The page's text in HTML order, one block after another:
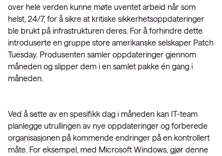
over hele verden kunne møte uventet arbeid når som
helst, 24/7, for å sikre at kritiske sikkerhetsoppdateringer
ble brukt på infrastrukturen deres. For å forhindre dette
introduserte en gruppe store amerikanske selskaper Patch
Tuesday. Produsenten samler oppdateringer gjennom
måneden og slipper dem i en samlet pakke én gang i
måneden.
Ved å sette av en spesifikk dag i måneden kan IT-team
planlegge utrullingen av nye oppdateringer og forberede
organisasjonen på kommende endringer på en kontrollert
måte. For eksempel, med Microsoft Windows, gjør denne